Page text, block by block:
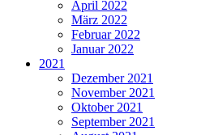
April 2022
März 2022
Februar 2022
Januar 2022
2021
Dezember 2021
November 2021
Oktober 2021
September 2021